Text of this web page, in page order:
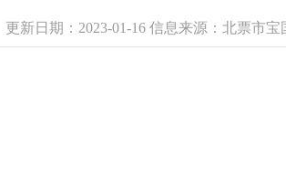
更新日期：2023-01-16 信息来源：北票市